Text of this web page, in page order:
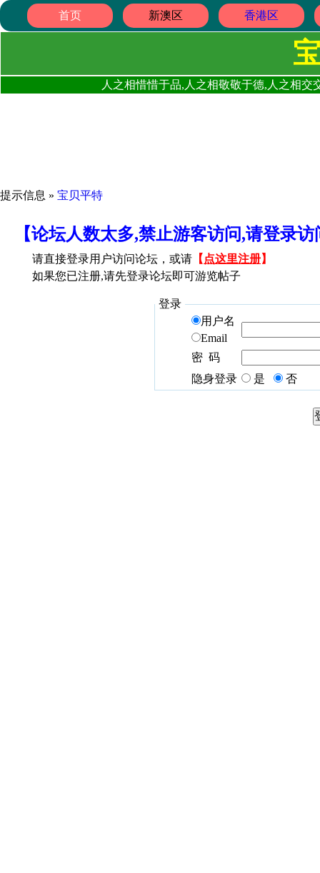
首页 新澳区 香港区
人之相惜惜于品,人之相敬敬于德,人之相
提示信息 » 宝贝平特
【论坛人数太多,禁止游客访问,请登录
请直接登录用户访问论坛，或请 【 点这里注册】
如果您已注册,请先登录论坛即可游览帖子
登录
用户名
Email
密 码
隐身登录
是 否